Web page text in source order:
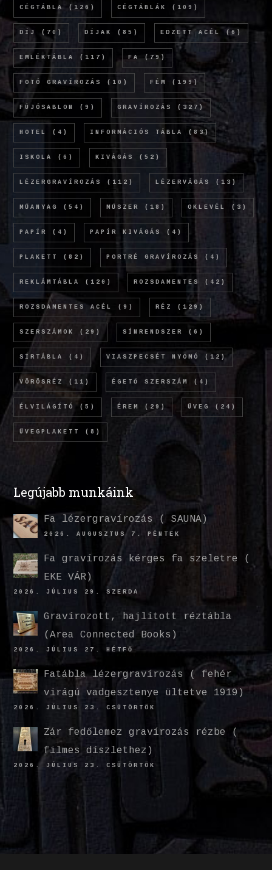
CÉGTÁBLA (126) CÉGTÁBLÁK (109)
DÍJ (70) DÍJAK (85) EDZETT ACÉL (6)
EMLÉKTÁBLA (117) FA (79)
FOTÓ GRAVÍROZÁS (10) FÉM (199)
FÚJÓSABLON (9) GRAVÍROZÁS (327)
HOTEL (4) INFORMÁCIÓS TÁBLA (83)
ISKOLA (6) KIVÁGÁS (52)
LÉZERGRAVÍROZÁS (112) LÉZERVÁGÁS (13)
MŰANYAG (54) MŰSZER (18) OKLEVÉL (3)
PAPÍR (4) PAPÍR KIVÁGÁS (4)
PLAKETT (82) PORTRÉ GRAVÍROZÁS (4)
REKLÁMTÁBLA (120) ROZSDAMENTES (42)
ROZSDAMENTES ACÉL (9) RÉZ (129)
SZERSZÁMOK (29) SÍNRENDSZER (6)
SÍRTÁBLA (4) VIASZPECSÉT NYOMÓ (12)
VÖRÖSRÉZ (11) ÉGETŐ SZERSZÁM (4)
ÉLVILÁGÍTÓ (5) ÉREM (29) ÜVEG (24)
ÜVEGPLAKETT (8)
Legújabb munkáink
Fa lézergravírozás ( SAUNA)
2026. AUGUSZTUS 7. PÉNTEK
Fa gravírozás kérges fa szeletre (
EKE VÁR)
2026. JÚLIUS 29. SZERDA
Gravírozott, hajlított réztábla
(Area Connected Books)
2026. JÚLIUS 27. HÉTFŐ
Fatábla lézergravírozás ( fehér
virágú vadgesztenye ültetve 1919)
2026. JÚLIUS 23. CSÜTÖRTÖK
Zár fedőlemez gravírozás rézbe (
filmes díszlethez)
2026. JÚLIUS 23. CSÜTÖRTÖK